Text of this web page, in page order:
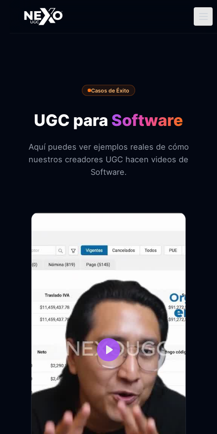
contenido
Casos de Éxito
UGC para Software
Aquí puedes ver ejemplos reales de cómo
nuestros creadores UGC hacen videos de
Software.